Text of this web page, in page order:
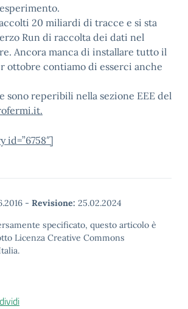
20 miliardi di tracce e si sta
Run di raccolta dei dati nel
Ancora manca di installare tutto il
ottobre contiamo di esserci anche
reperibili nella sezione EEE del
id=”6758″]
- Revisione: 25.02.2024
specificato, questo articolo è
Licenza Creative Commons